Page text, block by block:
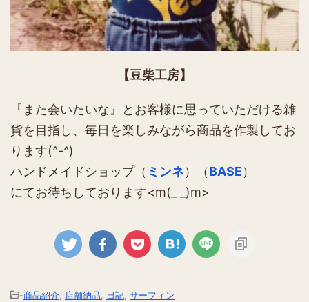
【豆柴工房】
『また会いたいな』とお客様に思っていただける雑
貨を目指し、毎日を楽しみながら商品を作製してお
ります(^-^)
ハンドメイドショップ（ ミンネ）（BASE）
にてお待ちしております<m(_ _)m>
-商品紹介, 店舗納品, 日記, サーフィン